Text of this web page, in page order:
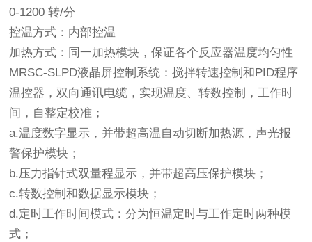
0-1200 转/分
控温方式：内部控温
加热方式：同一加热模块，保证各个反应器温度均匀性
MRSC-SLPD液晶屏控制系统：搅拌转速控制和PID程序
温控器，双向通讯电缆，实现温度、转数控制，工作时
间，自整定校准；
a.温度数字显示，并带超高温自动切断加热源，声光报
警保护模块；
b.压力指针式双量程显示，并带超高压保护模块；
c.转数控制和数据显示模块；
d.定时工作时间模式：分为恒温定时与工作定时两种模
式；